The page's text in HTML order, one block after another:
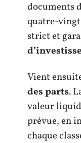
documents
quatre-
strict et
Vient
des parts.
valeur
prévue, en
chaque